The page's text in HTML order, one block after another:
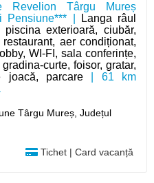
Revelion Târgu Mureș
Pensiune*** |
Langa râul
piscina exterioară, ciubăr,
restaurant, aer condiționat,
WI-FI, sala conferințe,
curte, foisor, gratar,
joacă, parcare | 61 km
Târgu Mureș,Județul
Tichet | Card vacanță